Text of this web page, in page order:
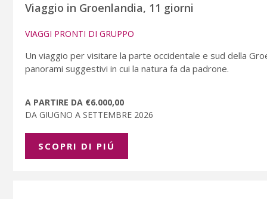
Viaggio in Groenlandia, 11 giorni
VIAGGI PRONTI DI GRUPPO
Un viaggio per visitare la parte occidentale e sud della
panorami suggestivi in cui la natura fa da padrone.
A PARTIRE DA €6.000,00
DA GIUGNO A SETTEMBRE 2026
SCOPRI DI PIÚ